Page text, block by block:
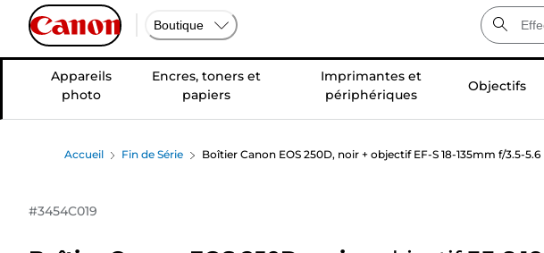
Boutique
Appareils
photo
Encres, toners et
papiers
Imprimantes et
périphériques
Objectifs
Accueil Fin de Série Boîtier Canon EOS 250D, noir + objectif EF-S 18-135mm f/3.5-5.6
#3454C019